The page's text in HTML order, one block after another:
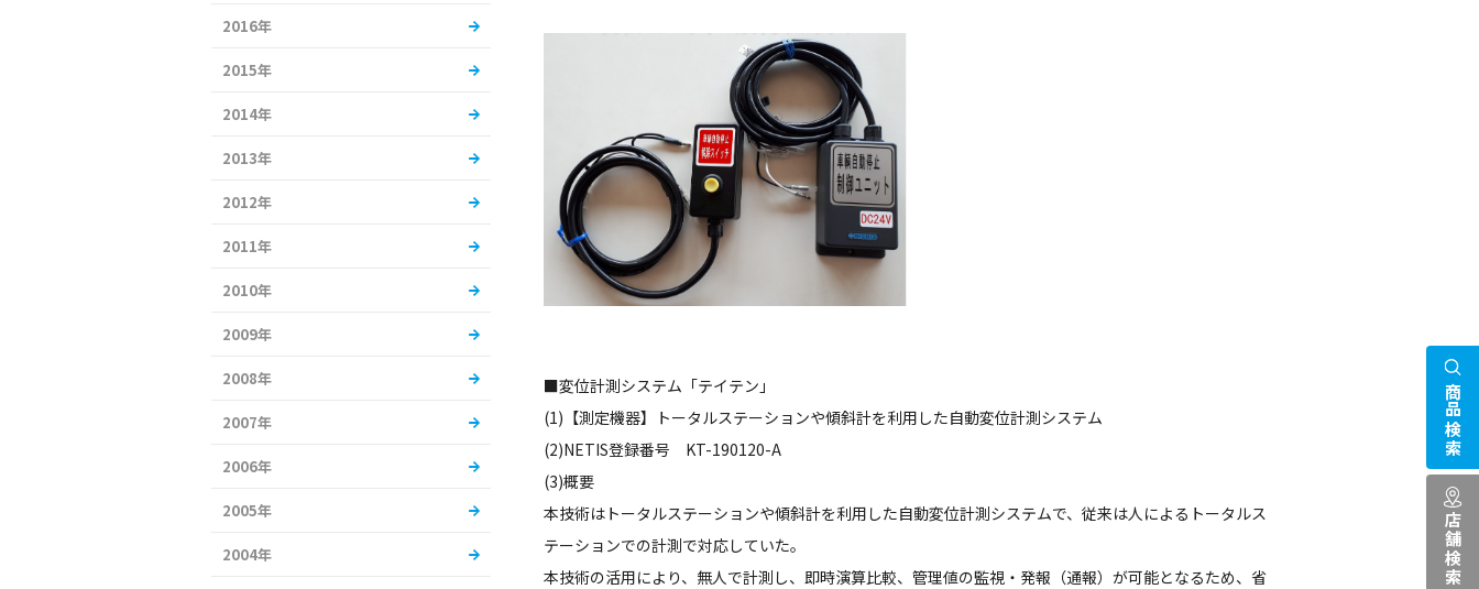
■変位計測システム「テイテン」
(1)【測定機器】トータルステーションや傾斜計を利用した自動変位計測システム
(2)NETIS登録番号 KT-190120-A
(3)概要
本技術はトータルステーションや傾斜計を利用した自動変位計測システムで、従来は人によるトータルス
テーションでの計測で対応していた。
本技術の活用により、無人で計測し、即時演算比較、管理値の監視・発報（通報）が可能となるため、省
2016年
2015年
2014年
2013年
2012年
2011年
2010年
2009年
2008年
2007年
2006年
2005年
2004年
商品検索
店舗検索